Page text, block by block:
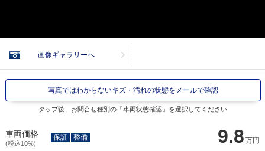
画像ギャラリーへ
写真ではわからないキズ・汚れの状態をメールで確認
タップ後、お問合せ種別の「車両状態確認」を選択してください
車両価格
(税込10%) 9.8 万円
保証 整備